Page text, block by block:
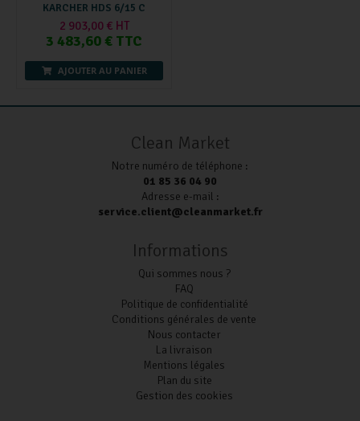
KARCHER HDS 6/15 C
2 903,00 € HT
3 483,60 € TTC
AJOUTER AU PANIER
Clean Market
Notre numéro de téléphone :
01 85 36 04 90
Adresse e-mail :
service.client@cleanmarket.fr
Informations
Qui sommes nous ?
FAQ
Politique de confidentialité
Conditions générales de vente
Nous contacter
La livraison
Mentions légales
Plan du site
Gestion des cookies